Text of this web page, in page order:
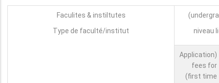
Faculites & instiltutes
Type de faculté/institut
niveau
(Application
fees for
first time)